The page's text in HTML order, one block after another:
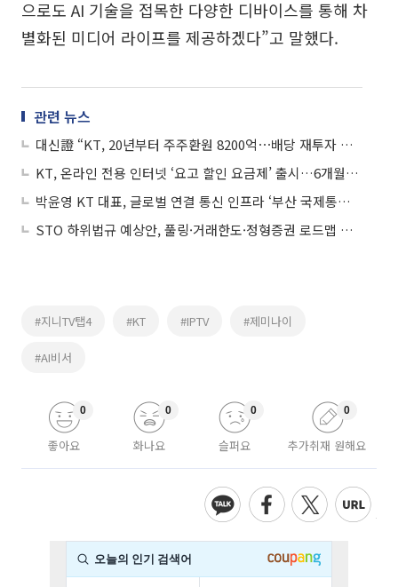
으로도 AI 기술을 접목한 다양한 디바이스를 통해 차
별화된 미디어 라이프를 제공하겠다”고 말했다.
관련 뉴스
대신證 “KT, 20년부터 주주환원 8200억⋯배당 재투자 시 수익률 227% 달해”
KT, 온라인 전용 인터넷 ‘요고 할인 요금제’ 출시…6개월간 한시 운영
박윤영 KT 대표, 글로벌 연결 통신 인프라 ‘부산 국제통신센터’ 현장 점검
STO 하위법규 예상안, 풀링·거래한도·정형증권 로드맵 제시
#지니TV탭4 #KT #IPTV #제미나이
#AI비서
좋아요
0
화나요
0
슬퍼요
0
추가취재 원해요
0